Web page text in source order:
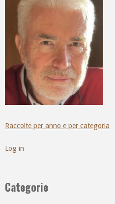
Raccolte per anno e per categoria
Log in
Categorie